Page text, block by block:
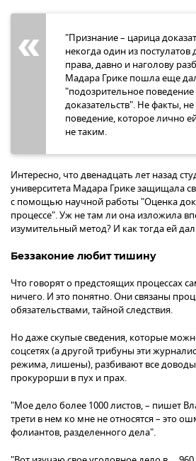
"Признание – царица
некогда один из
права, давно и наголову
Мадара Грике пошла еще
"подозрительное
доказательств". Не факты,
поведение, которое лично
не таким.
Интересно, что двенадцать лет назад
университета Мадара Грике защищала
с помощью научной работы "Оценка
процессе". Уж не там ли она изложила
изумительный метод? И как тогда ей
Беззаконие любит тишину
Что говорят о предстоящих процессах
ничего. И это понятно. Они связаны
обязательствами, тайной следствия.
Но даже скупые сведения, которые
соцсетях (а другой трибуны эти
режима, лишены), разбивают все
прокурорши в пух и прах.
"Мое дело более 1000 листов, – пишет
трети в нем ко мне не относятся – это
фолиантов, разделенного дела".